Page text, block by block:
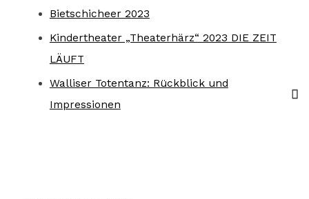
Bietschicheer 2023
Kindertheater „Theaterhärz“ 2023 DIE ZEIT
LÄUFT
Walliser Totentanz: Rückblick und
Impressionen